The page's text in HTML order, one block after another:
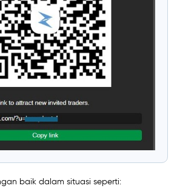
baik dalam situasi seperti: